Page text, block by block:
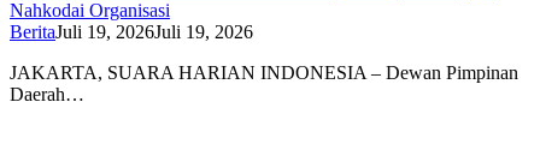
Nahkodai Organisasi
BeritaJuli 19, 2026Juli 19, 2026
JAKARTA, SUARA HARIAN INDONESIA – Dewan Pimpinan
Daerah…